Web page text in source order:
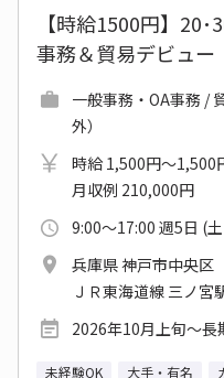
【時給1500円】20
事務＆貿易デビュー
一般事務・OA事務 /
外）
時給 1,500円～1,500
月収例 210,000円
9:00～17:00 週5日 (
兵庫県 神戸市中央区
ＪＲ東海道線 三ノ宮
2026年10月上旬～長
未経験OK 大手・有名